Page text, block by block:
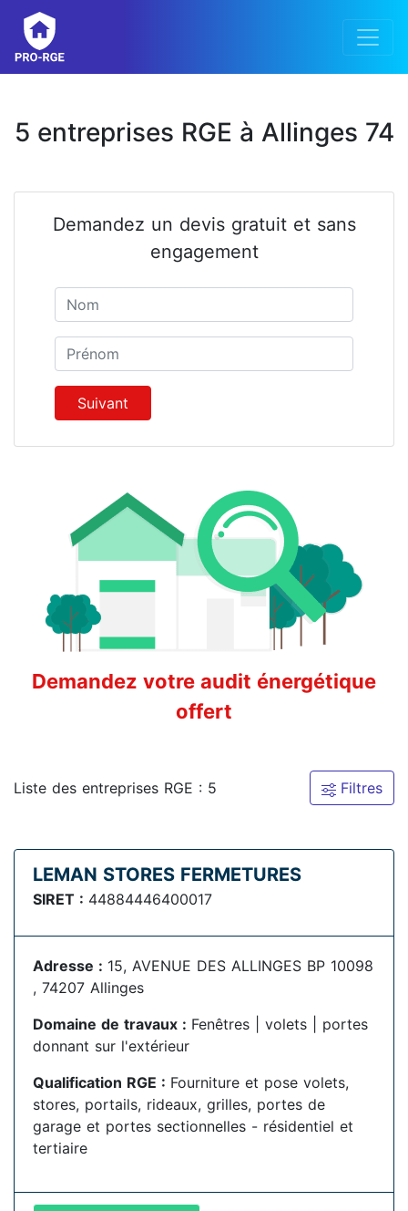
5 entreprises RGE à Allinges 74
Demandez un devis gratuit et sans
engagement
Prénom
Suivant
Demandez votre audit énergétique
offert
Liste des entreprises RGE : 5 Filtres
LEMAN STORES FERMETURES
SIRET : 44884446400017
Adresse : 15, AVENUE DES ALLINGES BP 10098
, 74207 Allinges
Domaine de travaux : Fenêtres | volets | portes
donnant sur l'extérieur
Qualification RGE : Fourniture et pose volets,
stores, portails, rideaux, grilles, portes de
garage et portes sectionnelles - résidentiel et
tertiaire